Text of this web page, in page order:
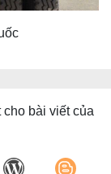
bài viết của